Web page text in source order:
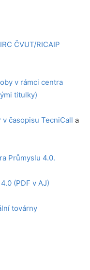
ČVUT/RICAIP
v rámci centra
titulky)
v časopisu TecniCall a
Průmyslu 4.0.
(PDF v AJ)
továrny